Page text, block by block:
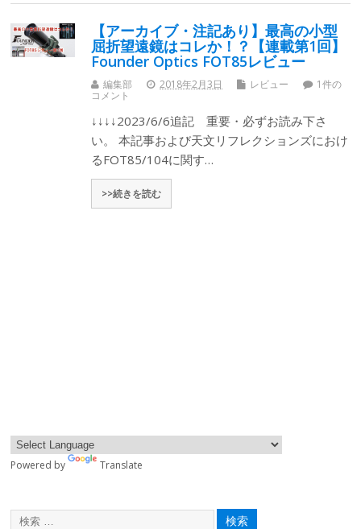
【アーカイブ・注記あり】最高の小型
屈折望遠鏡はコレか！？【連載第1回】
Founder Optics FOT85レビュー
編集部 2018年2月3日 レビュー
1件の
コメント
↓↓↓↓2023/6/6追記 重要・必ずお読み下さ
い。 本記事および天文リフレクションズにおけ
るFOT85/104に関す…
>>続きを読む
Powered by Translate